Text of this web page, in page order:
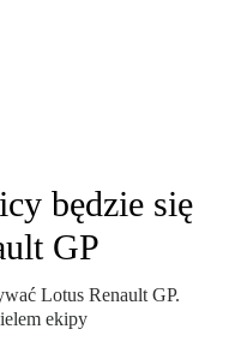
będzie się
GP
Lotus Renault GP.
ekipy